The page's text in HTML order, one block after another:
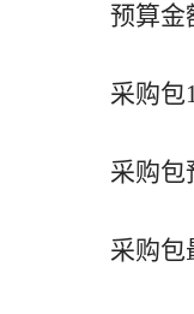
预算金
采购包
采购包
采购包